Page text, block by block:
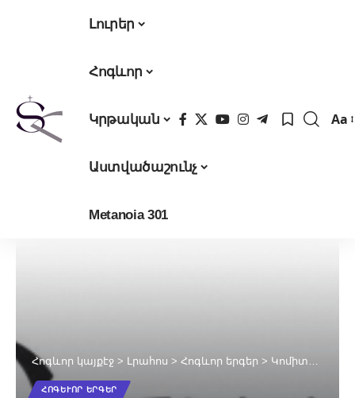
Լուրեր
Հոգևոր
Կրթական
Աստվածաշունչ
Metanoia 301
Aa
Հոգևոր կայքէջ > Լրահոս > Հոգևոր երգեր > Կոմիտաս Ասլամազյան. Նուբար — նուբար mp3
ՀՈԳԵՒՈՐ ԵՐԳԵՐ